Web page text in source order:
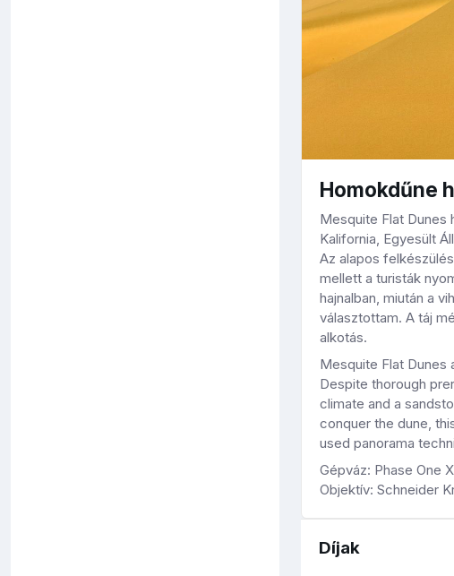
Homokdűne
Mesquite Flat Dunes
Kalifornia, Egyesült
Az alapos
mellett a turisták
hajnalban, miután a
választottam. A táj
alkotás.
Mesquite Flat Dunes
Despite thorough
climate and a
conquer the dune,
used panorama
Gépváz: Phase One
Objektív: Schneider
Díjak